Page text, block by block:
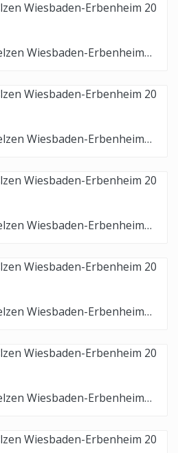
LaSa Waeschbachstelzen Wiesbaden-Erbenheim 20 04 2024 0076
LaSa Waeschbachstelzen Wiesbaden-Erbenheim 20 04 2024 0077
LaSa Waeschbachstelzen Wiesbaden-Erbenheim 20 04 2024 0078
LaSa Waeschbachstelzen Wiesbaden-Erbenheim 20 04 2024 0079
LaSa Waeschbachstelzen Wiesbaden-Erbenheim 20 04 2024 0080